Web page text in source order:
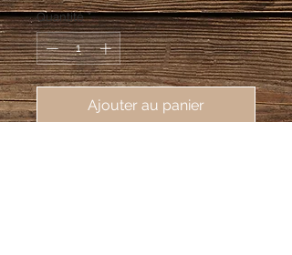
Quantité *
Ajouter au panier